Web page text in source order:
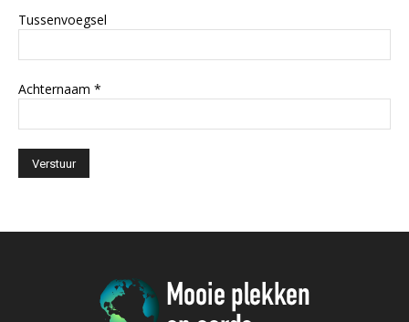
Tussenvoegsel
Achternaam *